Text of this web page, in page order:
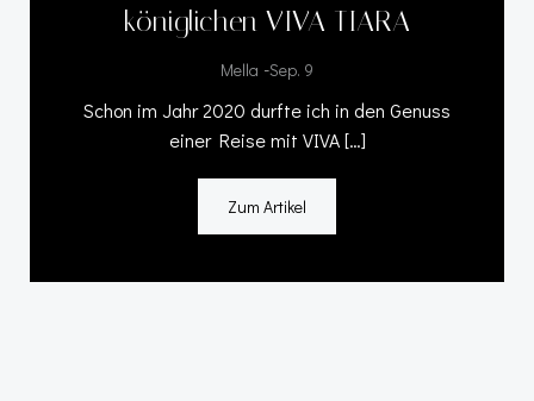
königlichen VIVA TIARA
Mella -Sep. 9
Schon im Jahr 2020 durfte ich in den Genuss
einer Reise mit VIVA […]
Zum Artikel